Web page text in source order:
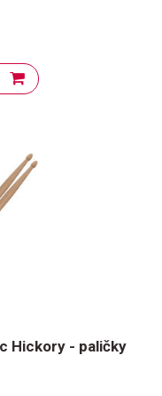
Hickory - paličky